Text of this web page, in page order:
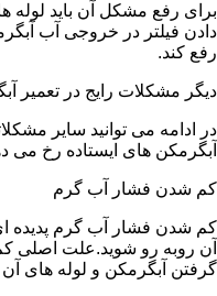
برای رفع مشکل آن باید لوله
دادن فیلتر در خروجی آب
رفع کند.
دیگر مشکلات رایج در تعمیر
در ادامه می توانید سایر
آبگرمکن های ایستاده رخ می
کم شدن فشار آب گرم
کم شدن فشار آب گرم پدیده
آن روبه رو شوید.علت
گرفتن آبگرمکن و لوله های